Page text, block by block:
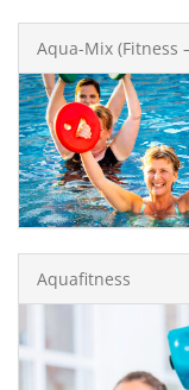
Aqua-Mix (Fitness
Aquafitness